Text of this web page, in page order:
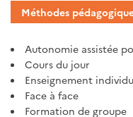
Méthodes
Autonomie assistée
Cours du jour
Enseignement
Face à face
Formation de groupe